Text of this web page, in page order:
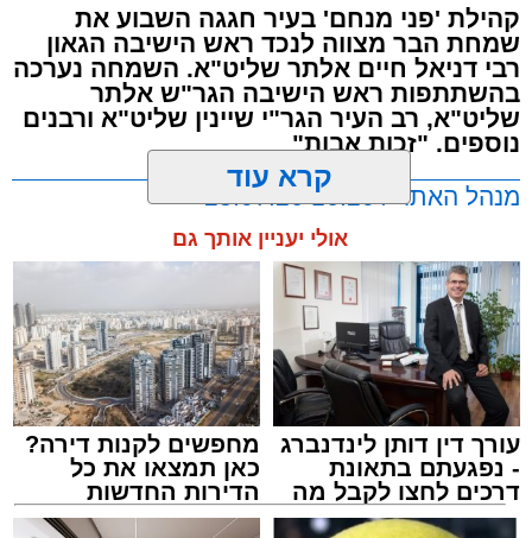
קהילת 'פני מנחם' בעיר חגגה השבוע את
שמחת הבר מצווה לנכד ראש הישיבה הגאון
רבי דניאל חיים אלתר שליט"א. השמחה נערכה
בהשתתפות ראש הישיבה הגר"ש אלתר
שליט"א, רב העיר הגר"י שיינין שליט"א ורבנים
נוספים. "זכות אבות"
מנהל האתר / 16:20 28.07.26
תגים:הגר"ש אלתר, רבי דניאל אלתר, הרב יוסף
שיינין, פני מנחם קהילת הגר"ש אלתר
דורות של יגיעה בתורה:
בקהילת 'פני מנחם'
בעיר חגגו השבוע את שמחת הבר מצווה של
הבחור פנחס מנחם אלתר שיחי', בנו של הרה"ג
קרא עוד
אולי יעניין אותך גם
עורך דין דותן לינדנברג
- נפגעתם בתאונת
דרכים לחצו לקבל מה
שמגיע לכם
מחפשים לקנות דירה?
כאן תמצאו את כל
הדירות החדשות
למכירה באשדוד >>>